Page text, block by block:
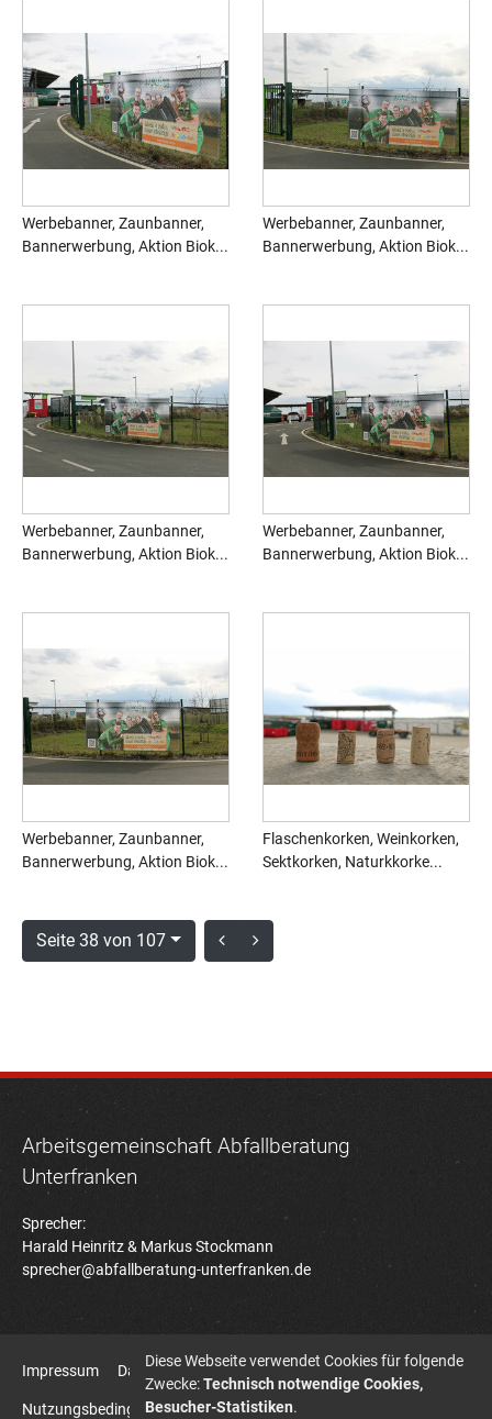
Werbebanner, Zaunbanner,
Bannerwerbung, Aktion Biok...
Werbebanner, Zaunbanner,
Bannerwerbung, Aktion Biok...
Werbebanner, Zaunbanner,
Bannerwerbung, Aktion Biok...
Werbebanner, Zaunbanner,
Bannerwerbung, Aktion Biok...
Werbebanner, Zaunbanner,
Bannerwerbung, Aktion Biok...
Flaschenkorken, Weinkorken,
Sektkorken, Naturkkorke...
Seite 38 von 107
Arbeitsgemeinschaft Abfallberatung
Unterfranken
Sprecher:
Harald Heinritz & Markus Stockmann
sprecher@abfallberatung-unterfranken.de
Impressum Datenschutz
Nutzungsbedingungen Bildatenbank Sitemap
Diese Webseite verwendet Cookies für folgende
Zwecke:Technisch notwendige Cookies,
Besucher-Statistiken.